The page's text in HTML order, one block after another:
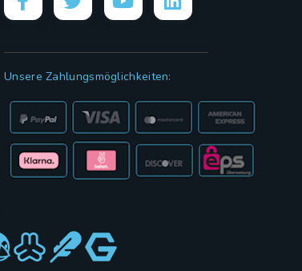
Unsere Zahlungsmöglichkeiten: